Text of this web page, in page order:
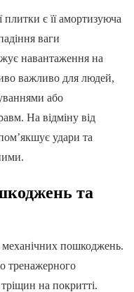
є її амортизуюча
ваги
навантаження на
важливо для людей,
або
На відміну від
удари та
та
механічних пошкоджень.
тренажерного
на покритті.